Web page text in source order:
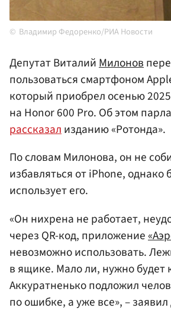
Владимир Федоренко/РИА Новости
Депутат ВиталийМилонов
пользоваться смартфоном
который приобрел осенью
на Honor 600 Pro. Об этом
рассказализданию «Ротонда».
По словам Милонова, он не
избавляться от iPhone, однако
использует его.
«Он нихрена не работает,
через QR-код, приложение
невозможно использовать.
в ящике. Мало ли, нужно будет
Аккуратненько подложил
по ошибке, а уже все», – заявил